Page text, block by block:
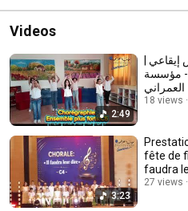
Videos
2:49
|
- مؤسسة
العمراني
18 views
3:23
fête de
faudra
27 views